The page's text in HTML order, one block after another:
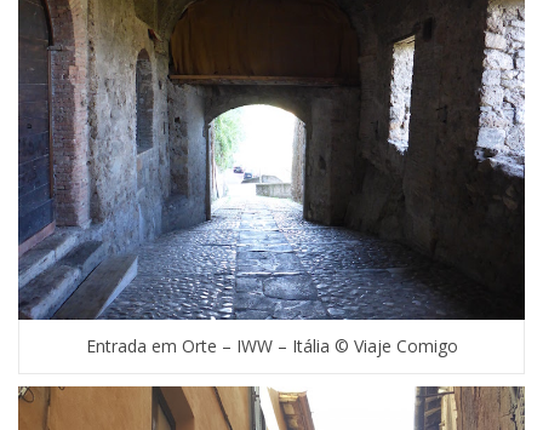
Entrada em Orte – IWW – Itália © Viaje Comigo